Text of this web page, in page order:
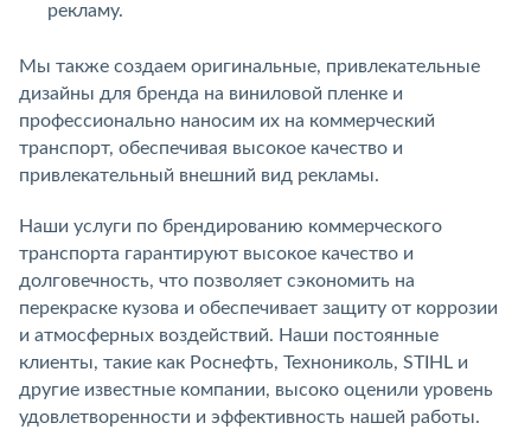
рекламу.
Мы также создаем оригинальные, привлекательные
дизайны для бренда на виниловой пленке и
профессионально наносим их на коммерческий
транспорт, обеспечивая высокое качество и
привлекательный внешний вид рекламы.
Наши услуги по брендированию коммерческого
транспорта гарантируют высокое качество и
долговечность, что позволяет сэкономить на
перекраске кузова и обеспечивает защиту от коррозии
и атмосферных воздействий. Наши постоянные
клиенты, такие как Роснефть, Технониколь, STIHL и
другие известные компании, высоко оценили уровень
удовлетворенности и эффективность нашей работы.